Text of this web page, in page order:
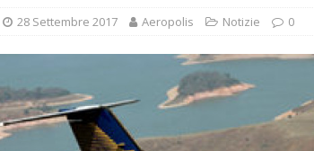
28 Settembre 2017 Aeropolis Notizie 0